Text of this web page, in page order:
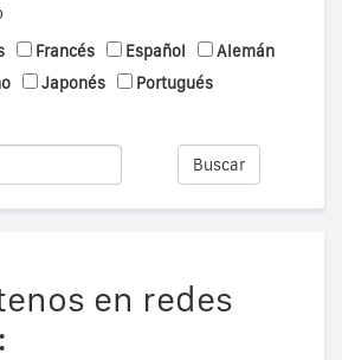
Francés Español
Alemán
Japonés
Portugués
Buscar
en redes